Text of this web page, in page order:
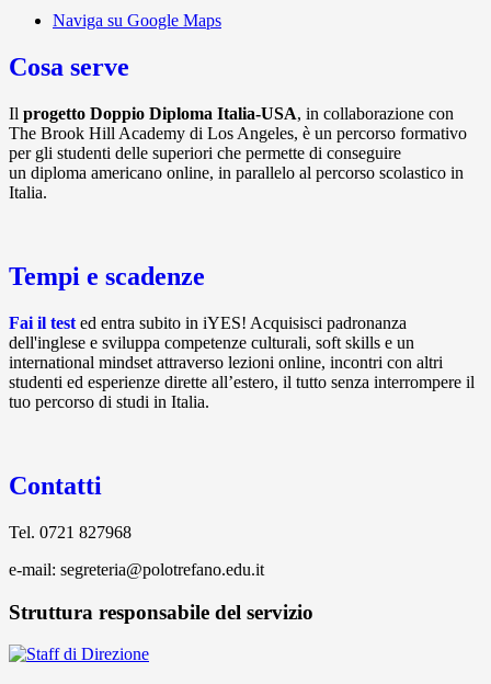
Naviga su Google Maps
Cosa serve
Il progetto Doppio Diploma Italia-USA, in collaborazione con
The Brook Hill Academy di Los Angeles, è un percorso formativo
per gli studenti delle superiori che permette di conseguire
un diploma americano online, in parallelo al percorso scolastico in
Italia.
Tempi e scadenze
Fai il test ed entra subito in iYES! Acquisisci padronanza
dell'inglese e sviluppa competenze culturali, soft skills e un
international mindset attraverso lezioni online, incontri con altri
studenti ed esperienze dirette all’estero, il tutto senza interrompere il
tuo percorso di studi in Italia.
Contatti
Tel. 0721 827968
e-mail: segreteria@polotrefano.edu.it
Struttura responsabile del servizio